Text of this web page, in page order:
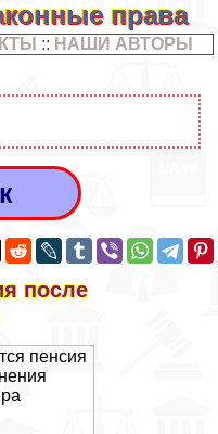
права
:: НАШИ АВТОРЫ
после